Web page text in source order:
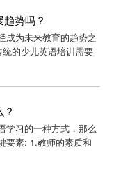
势吗？
成为未来教育的趋势之
的少儿英语培训需要
学习的一种方式，那么
要素: 1.教师的素质和